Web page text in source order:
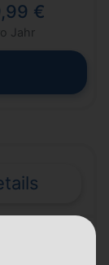
€
Jahr